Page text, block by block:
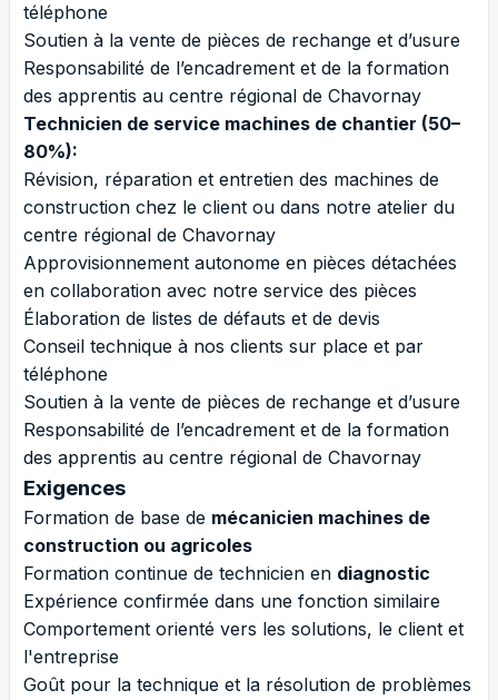
téléphone
Soutien à la vente de pièces de rechange et d’usure
Responsabilité de l’encadrement et de la formation
des apprentis au centre régional de Chavornay
Technicien de service machines de chantier (50–
80%):
Révision, réparation et entretien des machines de
construction chez le client ou dans notre atelier du
centre régional de Chavornay
Approvisionnement autonome en pièces détachées
en collaboration avec notre service des pièces
Élaboration de listes de défauts et de devis
Conseil technique à nos clients sur place et par
téléphone
Soutien à la vente de pièces de rechange et d’usure
Responsabilité de l’encadrement et de la formation
des apprentis au centre régional de Chavornay
Exigences
Formation de base de mécanicien machines de
construction ou agricoles
Formation continue de technicien en diagnostic
Expérience confirmée dans une fonction similaire
Comportement orienté vers les solutions, le client et
l'entreprise
Goût pour la technique et la résolution de problèmes